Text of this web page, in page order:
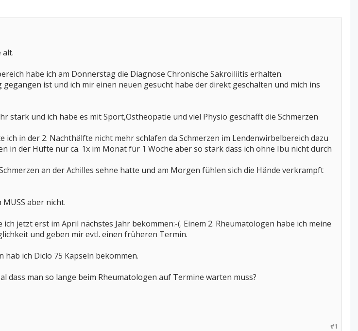
alt.
habe ich am Donnerstag die Diagnose Chronische Sakroiliitis erhalten.
ist und ich mir einen neuen gesucht habe der direkt geschalten und mich ins
stark und ich habe es mit Sport,Ostheopatie und viel Physio geschafft die Schmerzen
in der 2. Nachthälfte nicht mehr schlafen da Schmerzen im Lendenwirbelbereich dazu
in der Hüfte nur ca. 1x im Monat für 1 Woche aber so stark dass ich ohne Ibu nicht durch
an der Achilles sehne hatte und am Morgen fühlen sich die Hände verkrampft
aber nicht.
jetzt erst im April nächstes Jahr bekommen:-(. Einem 2. Rheumatologen habe ich meine
und geben mir evtl. einen früheren Termin.
hab ich Diclo 75 Kapseln bekommen.
dass man so lange beim Rheumatologen auf Termine warten muss?
#1